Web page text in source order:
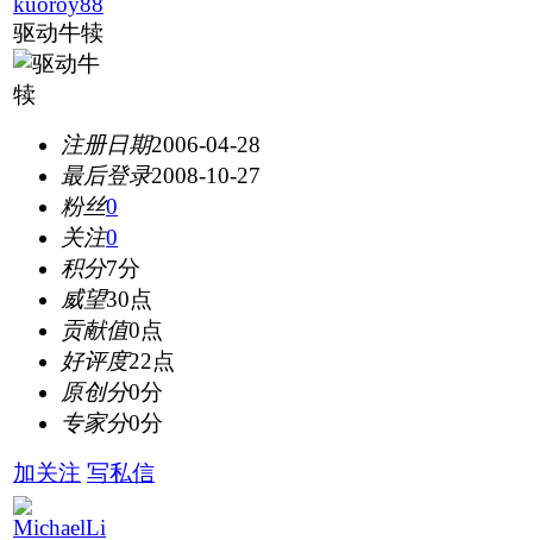
驱动牛犊
注册日期2006-04-28
最后登录2008-10-27
粉丝0
关注0
积分7分
威望30点
贡献值0点
好评度22点
原创分0分
专家分0分
加关注 写私信